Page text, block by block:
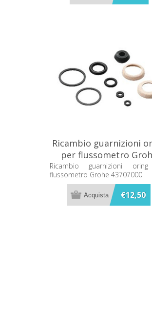
Ricambio guarnizioni
per flussometro
43707000
Ricambio guarnizioni
flussometro Grohe 43707000
€12,50